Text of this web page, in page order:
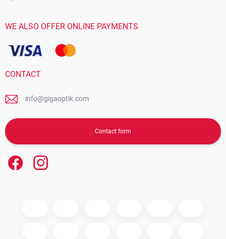
WE ALSO OFFER ONLINE PAYMENTS
CONTACT
info@gigaoptik.com
Contact form